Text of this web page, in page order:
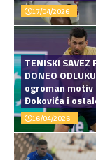
17/04/2026
TENISKI SAVEZ
DONEO
ogroman motiv
Đokovića i
16/04/2026